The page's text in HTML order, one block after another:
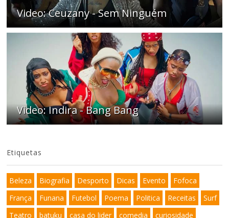
Video: Ceuzany - Sem Ninguém
Video: Indira - Bang Bang
Etiquetas
Beleza Biografia Desporto Dicas Evento
Fofoca
França
Funana Futebol Poema Politica Receitas
Surf
Teatro
batuku casa do lider comedia
curiosidade